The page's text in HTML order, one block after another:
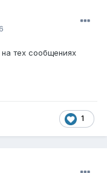
тех сообщениях
1